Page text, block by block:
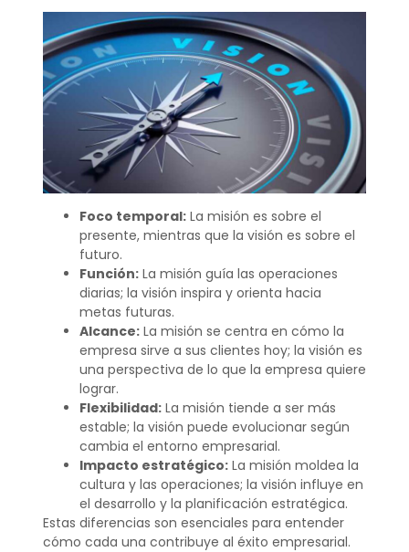
Foco temporal:La misión es sobre el
presente, mientras que la visión es sobre el
futuro.
Función:La misión guía las operaciones
diarias; la visión inspira y orienta hacia
metas futuras.
Alcance:La misión se centra en cómo la
empresa sirve a sus clientes hoy; la visión es
una perspectiva de lo que la empresa quiere
lograr.
Flexibilidad:La misión tiende a ser más
estable; la visión puede evolucionar según
cambia el entorno empresarial.
Impacto estratégico:La misión moldea la
cultura y las operaciones; la visión influye en
el desarrollo y la planificación estratégica.
Estas diferencias son esenciales para entender
cómo cada una contribuye al éxito empresarial.